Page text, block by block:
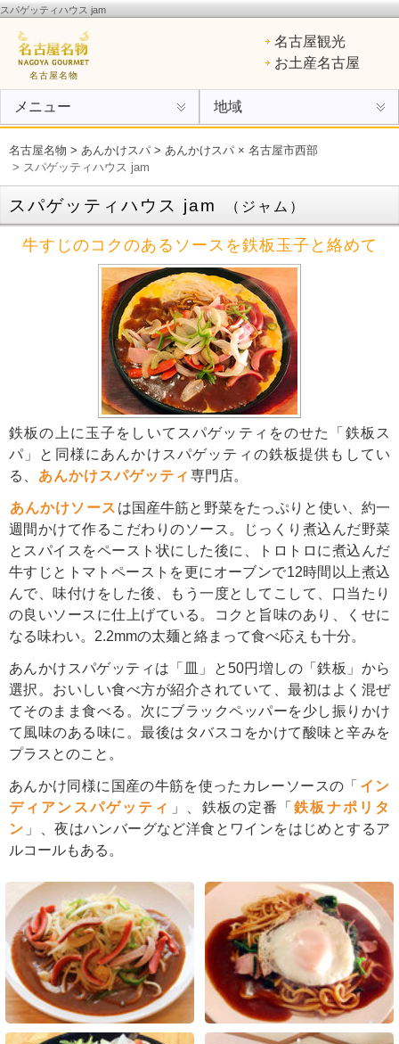
スパゲッティハウス jam
けスパ、小倉トースト、ういろう
名古屋名物
名古屋観光
お土産名古屋
メニュー 地域
名古屋名物 > あんかけスパ > あんかけスパ × 名古屋市西部
> スパゲッティハウス jam
スパゲッティハウス jam （ジャム）
牛すじのコクのあるソースを鉄板玉子と絡めて
鉄板の上に玉子をしいてスパゲッティをのせた「鉄板ス
パ」と同様にあんかけスパゲッティの鉄板提供もしてい
る、
あんかけスパゲッティ 専門店。
あんかけソース は国産牛筋と野菜をたっぷりと使い、約一
週間かけて作るこだわりのソース。じっくり煮込んだ野菜
とスパイスをペースト状にした後に、トロトロに煮込んだ
牛すじとトマトペーストを更にオーブンで12時間以上煮込
んで、味付けをした後、もう一度としてこして、口当たり
の良いソースに仕上げている。コクと旨味のあり、くせに
なる味わい。2.2mmの太麺と絡まって食べ応えも十分。
あんかけスパゲッティは「皿」と50円増しの「鉄板」から
選択。おいしい食べ方が紹介されていて、最初はよく混ぜ
てそのまま食べる。次にブラックペッパーを少し振りかけ
て風味のある味に。最後はタバスコをかけて酸味と辛みを
プラスとのこと。
あんかけ同様に国産の牛筋を使ったカレーソースの「 イン
ディアンスパゲッティ
」、鉄板の定番「 鉄板ナポリタ
ン 」、夜はハンバーグなど洋食とワインをはじめとするア
ルコールもある。